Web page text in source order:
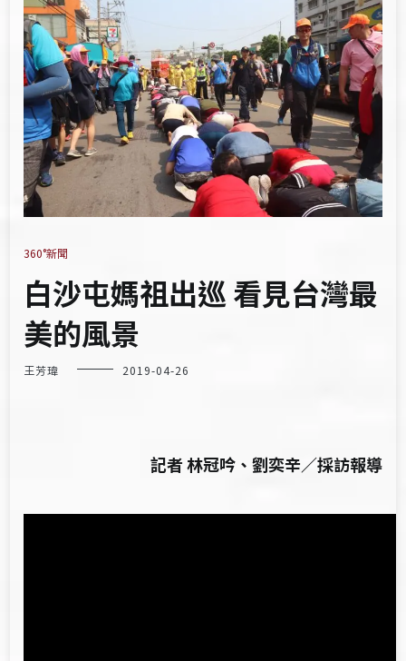
360°新聞
白沙屯媽祖出巡 看見台灣最
美的風景
王芳瑋 2019-04-26
記者 林冠吟、劉奕辛／採訪報導